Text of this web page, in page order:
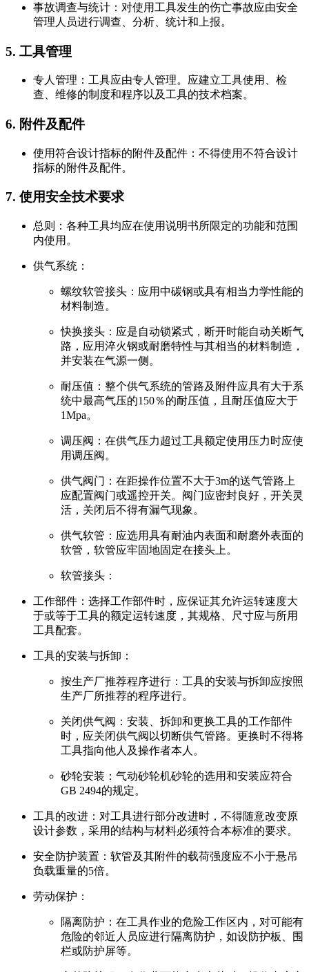
事故调查与统计：对使用工具发生的伤亡事故应由安全
管理人员进行调查、分析、统计和上报。
5. 工具管理
专人管理：工具应由专人管理。应建立工具使用、检
查、维修的制度和程序以及工具的技术档案。
6. 附件及配件
使用符合设计指标的附件及配件：不得使用不符合设计
指标的附件及配件。
7. 使用安全技术要求
总则：各种工具均应在使用说明书所限定的功能和范围
内使用。
供气系统：
螺纹软管接头：应用中碳钢或具有相当力学性能的
材料制造。
快换接头：应是自动锁紧式，断开时能自动关断气
路，应用淬火钢或耐磨特性与其相当的材料制造，
并安装在气源一侧。
耐压值：整个供气系统的管路及附件应具有大于系
统中最高气压的150％的耐压值，且耐压值应大于
1Mpa。
调压阀：在供气压力超过工具额定使用压力时应使
用调压阀。
供气阀门：在距操作位置不大于3m的送气管路上
应配置阀门或遥控开关。阀门应密封良好，开关灵
活，关闭后不得有漏气现象。
供气软管：应选用具有耐油内表面和耐磨外表面的
软管，软管应牢固地固定在接头上。
软管接头：
工作部件：选择工作部件时，应保证其允许运转速度大
于或等于工具的额定运转速度，其规格、尺寸应与所用
工具配套。
工具的安装与拆卸：
按生产厂推荐程序进行：工具的安装与拆卸应按照
生产厂所推荐的程序进行。
关闭供气阀：安装、拆卸和更换工具的工作部件
时，应关闭供气阀以切断供气管路。更换时不得将
工具指向他人及操作者本人。
砂轮安装：气动砂轮机砂轮的选用和安装应符合
GB 2494的规定。
工具的改进：对工具进行部分改进时，不得随意改变原
设计参数，采用的结构与材料必须符合本标准的要求。
安全防护装置：软管及其附件的载荷强度应不小于悬吊
负载重量的5倍。
劳动保护：
隔离防护：在工具作业的危险工作区内，对可能有
危险的邻近人员应进行隔离防护，如设防护板、围
栏或防护屏等。